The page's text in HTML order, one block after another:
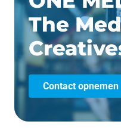
The
Contact opnemen